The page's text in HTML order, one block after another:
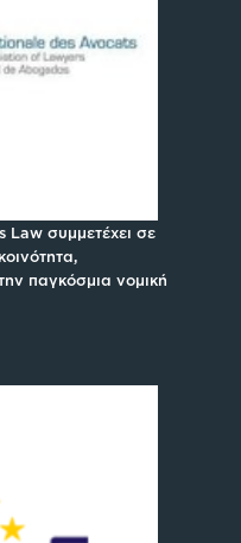
Law συμμετέχει σε
παγκόσμια νομική